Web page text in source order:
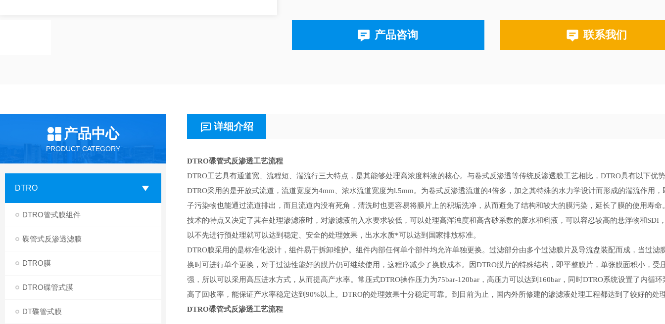
产品咨询 联系我们
产品中心
PRODUCT CATEGORY
DTRO
DTRO管式膜组件
碟管式反渗透滤膜
DTRO膜
DTRO碟管式膜
DT碟管式膜
详细介绍
DTRO碟管式反渗透工艺流程
DTRO工艺具有通道宽、流程短、湍流行三大特点，是其能够处理高浓度料液的核心。与卷式反渗透等传统反渗透膜工艺相比，DTRO具有以下优
DTRO采用的是开放式流道，流道宽度为4mm、浓水流道宽度为l.5mm。为卷式反渗透流道的4倍多，加之其特殊的水力学设计而形成的湍流作用，
子污染物也能通过流道排出，而且流道内没有死角，清洗时也更容易将膜片上的积垢洗净，从而避免了结构和较大的膜污染，延长了膜的使用寿命
技术的特点又决定了其在处理渗滤液时，对渗滤液的入水要求较低，可以处理高浑浊度和高含砂系数的废水和料液，可以容忍较高的悬浮物和SDI
以不先进行预处理就可以达到稳定、安全的处理效果，出水水质*可以达到国家排放标准。
DTRO膜采用的是标准化设计，组件易于拆卸维护。组件内部任何单个部件均允许单独更换。过滤部分由多个过滤膜片及导流盘装配而成，当过滤
换时可进行单个更换，对于过滤性能好的膜片仍可继续使用，这程序减少了换膜成本。因DTRO膜片的特殊结构，即平整膜片，单张膜面积小，受
强，所以可以采用高压进水方式，从而提高产水率。常压式DTRO操作压力为75bar-120bar，高压力可以达到160bar，同时DTRO系统设置了内循环
高了回收率，能保证产水率稳定达到90%以上。DTRO的处理效果十分稳定可靠。到目前为止，国内外所修建的渗滤液处理工程都达到了较好的处
DTRO碟管式反渗透工艺流程